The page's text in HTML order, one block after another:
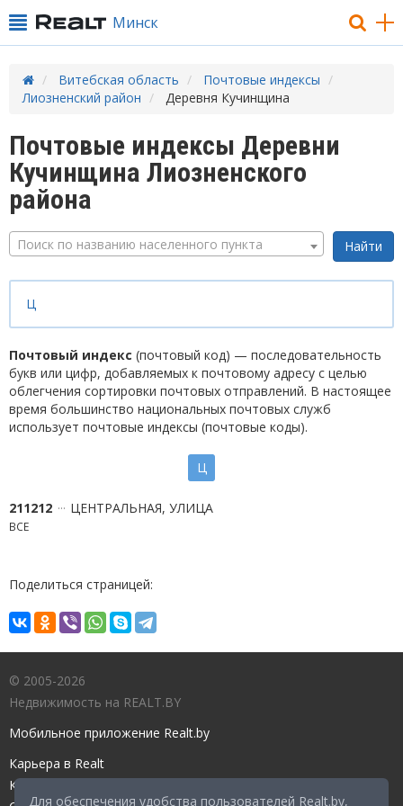
Для обеспечения удобства пользователей Realt.by,
Минск
Витебская область
Почтовые индексы
Лиозненский район
Деревня Кучинщина
Почтовые индексы Деревни
Кучинщина Лиозненского
района
Поиск по названию населенного пункта
Ц
Почтовый индекс (почтовый код) — последовательность
букв или цифр, добавляемых к почтовому адресу с целью
облегчения сортировки почтовых отправлений. В настоящее
время большинство национальных почтовых служб
использует почтовые индексы (почтовые коды).
Ц
211212 ЦЕНТРАЛЬНАЯ, УЛИЦА
ВСЕ
Поделиться страницей:
© 2005-2026
Недвижимость на REALT.BY
Мобильное приложение Realt.by
Карьера в Realt
Контакты редакции